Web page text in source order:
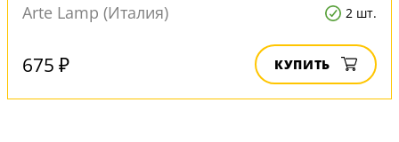
Arte Lamp (Италия) 2 шт.
675 ₽ КУПИТЬ